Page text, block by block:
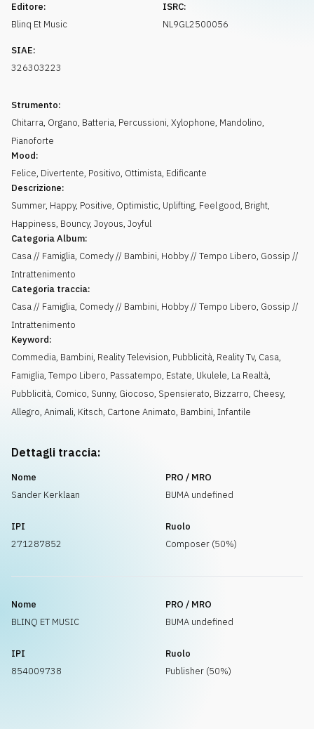
Editore:
Blinq Et Music
ISRC:
NL9GL2500056
SIAE:
326303223
Strumento:
Chitarra, Organo, Batteria, Percussioni, Xylophone, Mandolino,
Pianoforte
Mood:
Felice, Divertente, Positivo, Ottimista, Edificante
Descrizione:
Summer, Happy, Positive, Optimistic, Uplifting, Feel good, Bright,
Happiness, Bouncy, Joyous, Joyful
Categoria Album:
Casa // Famiglia, Comedy // Bambini, Hobby // Tempo Libero, Gossip //
Intrattenimento
Categoria traccia:
Casa // Famiglia, Comedy // Bambini, Hobby // Tempo Libero, Gossip //
Intrattenimento
Keyword:
Commedia, Bambini, Reality Television, Pubblicità, Reality Tv, Casa,
Famiglia, Tempo Libero, Passatempo, Estate, Ukulele, La Realtà,
Pubblicità, Comico, Sunny, Giocoso, Spensierato, Bizzarro, Cheesy,
Allegro, Animali, Kitsch, Cartone Animato, Bambini, Infantile
Dettagli traccia:
Nome
Sander Kerklaan
PRO / MRO
BUMA undefined
IPI
271287852
Ruolo
Composer (50%)
Nome
BLINQ ET MUSIC
PRO / MRO
BUMA undefined
IPI
854009738
Ruolo
Publisher (50%)